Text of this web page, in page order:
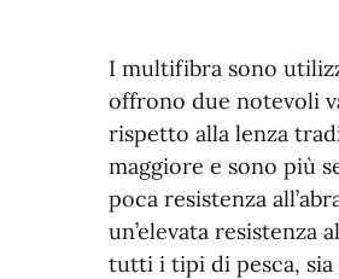
I multifibra sono
offrono due notevoli
rispetto alla lenza
maggiore e sono più
poca resistenza
un’elevata resistenza
tutti i tipi di pesca,